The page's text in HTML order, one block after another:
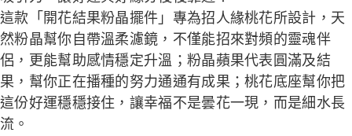
這款「開花結果粉晶擺件」專為招人緣桃花所設計，天
然粉晶幫你自帶溫柔濾鏡，不僅能招來對頻的靈魂伴
侶，更能幫助感情穩定升溫；粉晶蘋果代表圓滿及結
果，幫你正在播種的努力通通有成果；桃花底座幫你把
這份好運穩穩接住，讓幸福不是曇花一現，而是細水長
流。